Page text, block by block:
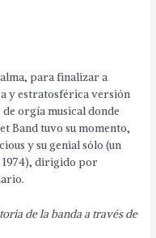
para finalizar a
y estratosférica versión
orgía musical donde
Band tuvo su momento,
y su genial sólo (un
1974), dirigido por
de la banda a través de